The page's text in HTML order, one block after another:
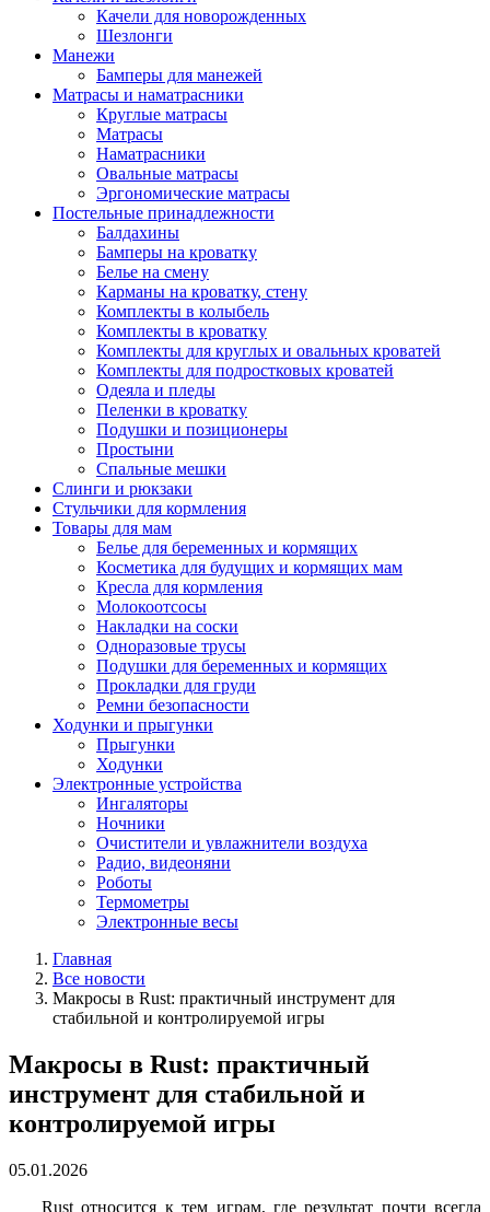
Качели для новорожденных
Шезлонги
Манежи
Бамперы для манежей
Матрасы и наматрасники
Круглые матрасы
Матрасы
Наматрасники
Овальные матрасы
Эргономические матрасы
Постельные принадлежности
Балдахины
Бамперы на кроватку
Белье на смену
Карманы на кроватку, стену
Комплекты в колыбель
Комплекты в кроватку
Комплекты для круглых и овальных кроватей
Комплекты для подростковых кроватей
Одеяла и пледы
Пеленки в кроватку
Подушки и позиционеры
Простыни
Спальные мешки
Слинги и рюкзаки
Стульчики для кормления
Товары для мам
Белье для беременных и кормящих
Косметика для будущих и кормящих мам
Кресла для кормления
Молокоотсосы
Накладки на соски
Одноразовые трусы
Подушки для беременных и кормящих
Прокладки для груди
Ремни безопасности
Ходунки и прыгунки
Прыгунки
Ходунки
Электронные устройства
Ингаляторы
Ночники
Очистители и увлажнители воздуха
Радио, видеоняни
Роботы
Термометры
Электронные весы
Главная
Все новости
Макросы в Rust: практичный инструмент для
стабильной и контролируемой игры
Макросы в Rust: практичный
инструмент для стабильной и
контролируемой игры
05.01.2026
Rust относится к тем играм, где результат почти всегда